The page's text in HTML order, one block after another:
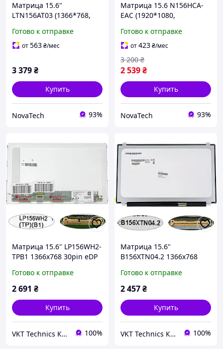
Матрица 15.6"
LTN156AT03 (1366*768,
Матова) без кріплень
Готово к отправке
от563₴/мес
3 379₴
Купить
NovaTech 93%
Матрица 15.6 N156HCA-
EAC (1920*1080,
IPS, цветопередача:
16.7M, 45% NTSC), LED,
SLIM(без планок и
Готово к отправке
от423₴/мес
2 539₴
3 200 ₴
Купить
NovaTech 93%
Матрица 15.6" LP156WH2-
TPB1 1366x768 30pin eDP
E5510 E6510
Готово к отправке
2 691 ₴
Купить
VKT Technics Комп'ютерна техніка з Європи 100%
Матрица 15.6"
B156XTN04.2 1366x768
(разъём справа внизу
Готово к отправке
2 457₴
Купить
VKT Technics Комп'ютерна техніка з Європи 100%